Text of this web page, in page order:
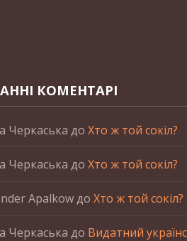
КОМЕНТАРІ
Черкаська до Хто ж той сокіл?
Черкаська до Хто ж той сокіл?
Apalkowдо Хто ж той сокіл?
Черкаська до Видатний